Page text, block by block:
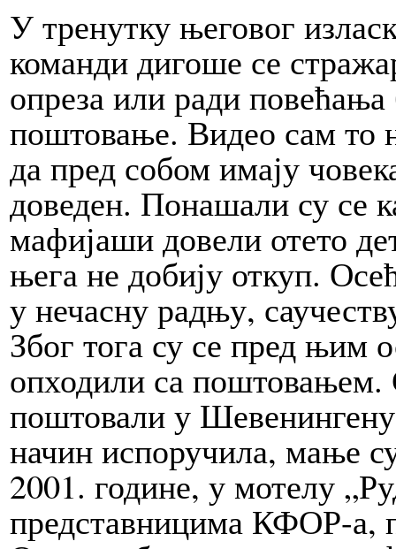
У тренутку његовог
команди дигоше се
опреза или ради повећања
поштовање. Видео сам то
да пред собом имају
доведен. Понашали су се
мафијаши довели отето
њега не добију откуп.
у нечасну радњу,
Због тога су се пред њим
опходили са
поштовали у
начин испоручила, мање
2001. године, у мотелу
представницима КФОР-а,